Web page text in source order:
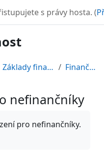
s právy hosta. (
Základy finančních dovedností pro nefinančníky Finanční řízení pro nefinančníky
nefinančníky
pro nefinančníky.